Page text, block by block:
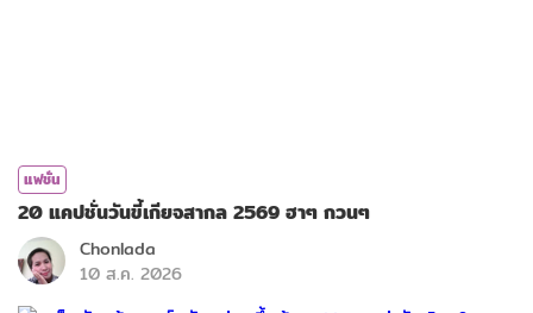
แฟชั่น
20 แคปชั่นวันขี้เกียจสากล 2569 ฮาๆ กวนๆ
Chonlada
10 ส.ค. 2026